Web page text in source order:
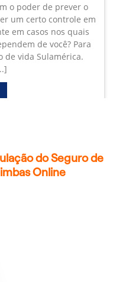
o poder de prever o
um certo controle em
em casos nos quais
de você? Para
de vida Sulamérica.
do Seguro de
Online